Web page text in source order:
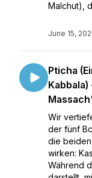
Malchut),
June 15,
Pticha
Wir
der fünf
die
wirken:
Während